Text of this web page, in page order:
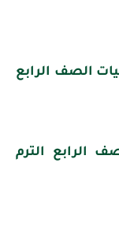
الصف الرابع
الرابع الترم